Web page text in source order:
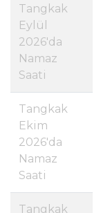
Tangkak
Eylül
2026'da
Namaz
Saati
Tangkak
Ekim
2026'da
Namaz
Saati
Tangkak